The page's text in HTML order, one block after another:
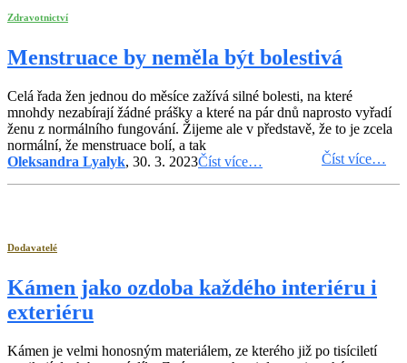
Zdravotnictví
Menstruace by neměla být bolestivá
Celá řada žen jednou do měsíce zažívá silné bolesti, na které
mnohdy nezabírají žádné prášky a které na pár dnů naprosto vyřadí
ženu z normálního fungování. Žijeme ale v představě, že to je zcela
normální, že menstruace bolí, a tak
Číst více…
Oleksandra Lyalyk, 30. 3. 2023Číst více…
Dodavatelé
Kámen jako ozdoba každého interiéru i
exteriéru
Kámen je velmi honosným materiálem, ze kterého již po tisíciletí